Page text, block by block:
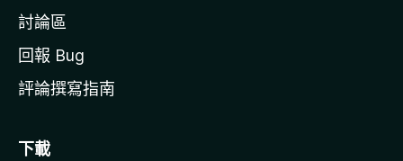
討論區
回報 Bug
評論撰寫指南
下載